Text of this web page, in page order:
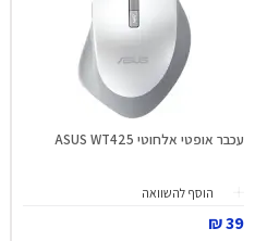
עכבר אופטי אלחוטי ASUS WT425
הוסף להשוואה
39 ₪